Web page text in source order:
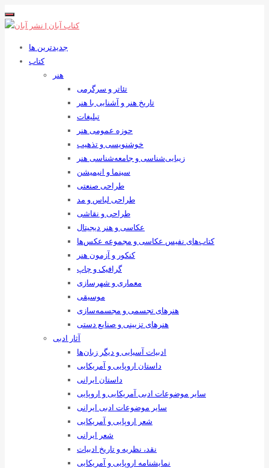
جدیدترین ها
کتاب
هنر
تئاتر و سرگرمی
تاریخ هنر و آشنایی با هنر
تبلیغات
حوزه عمومی هنر
خوشنویسی و تذهیب
زیبایی‌شناسی و جامعه‌شناسی هنر
سینما و انیمیشن
طراحی صنعتی
طراحی لباس و مد
طراحی و نقاشی
عکاسی و هنر دیجیتال
کتاب‌های نفیس عکاسی و مجموعه عکس‌ها
کنکور و آزمون هنر
گرافیک و چاپ
معماری و شهرسازی
موسیقی
هنرهای ‌تجسمی و مجسمه‌سازی
هنرهای تزیینی و صنایع ‌دستی
آثار ادبی
ادبیات آسیایی و دیگر زبان‌ها
داستان اروپایی و آمریکایی
داستان ایرانی
سایر موضوعات ادبی آمریکایی و اروپایی
سایر موضوعات ادبی ایرانی
شعر اروپایی و آمریکایی
شعر ایرانی
نقد، نظریه و تاریخ ادبیات
نمایشنامه اروپایی و آمریکایی